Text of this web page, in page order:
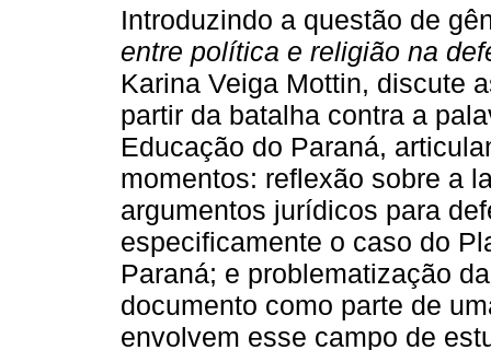
Introduzindo a questão de
entre política e religião na
Karina Veiga Mottin, discute
partir da batalha contra a
Educação do Paraná,
momentos: reflexão sobre a
argumentos jurídicos para
especificamente o caso do
Paraná; e problematização
documento como parte de
envolvem esse campo de